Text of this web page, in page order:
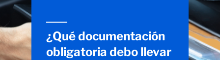
¿Qué documentación
obligatoria debo llevar